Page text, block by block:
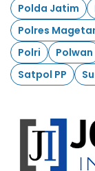
Polda Jatim
Polres
Polri
Polwan
Satpol PP